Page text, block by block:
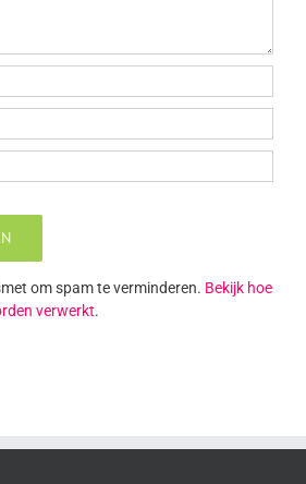
om spam te verminderen. Bekijk hoe
verwerkt.